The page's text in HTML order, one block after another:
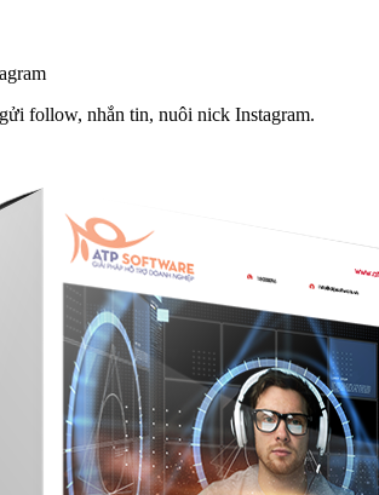
follow, nhắn tin, nuôi nick Instagram.